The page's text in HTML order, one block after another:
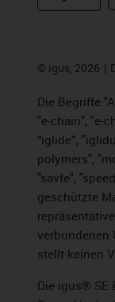
© igus, 2026
Die Begriffe
"e-chain", "e-
“iglide”,
polymers",
"savfe",
geschützte
verbundenen
stellt keinen
Die igus® SE